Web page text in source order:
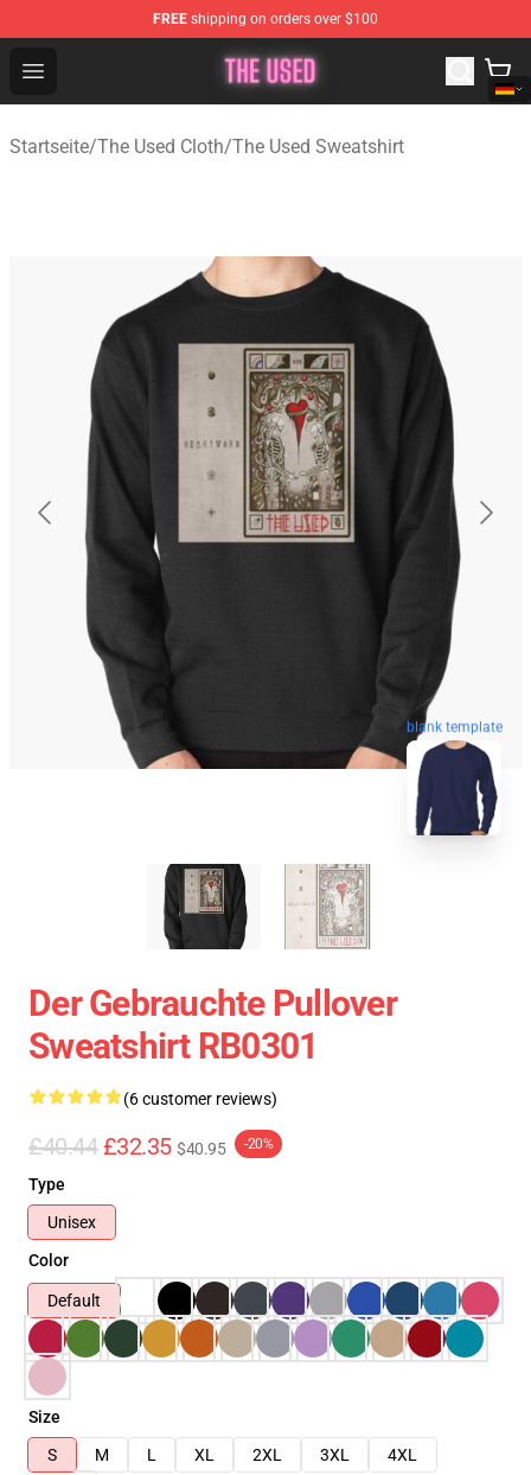
FREE shipping on orders over $100
Open menu
The Used Store - Official The Used Merchandise Shop
Startseite/The Used Cloth/The Used Sweatshirt
blank template
Der Gebrauchte Pullover
Sweatshirt RB0301
(6 customer reviews)
£40.44 £32.35 $40.95 -20%
Type
Unisex
Color
Default
Size
S
M L XL 2XL 3XL
4XL